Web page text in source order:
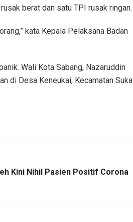
berat dan satu TPI rusak ringan.
kata Kepala Pelaksana Badan
Wali Kota Sabang, Nazaruddin
di Desa Keneukai, Kecamatan Suka
Kini Nihil Pasien Positif Corona